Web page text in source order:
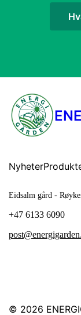
Nyheter
Eidsalm gård -
+47 6133 6090
© 2026